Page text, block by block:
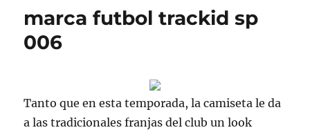
marca futbol trackid sp
006
Tanto que en esta temporada, la camiseta le da
a las tradicionales franjas del club un look